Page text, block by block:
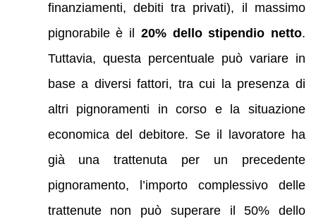
finanziamenti, debiti tra privati), il massimo
pignorabile è il 20% dello stipendio netto.
Tuttavia, questa percentuale può variare in
base a diversi fattori, tra cui la presenza di
altri pignoramenti in corso e la situazione
economica del debitore. Se il lavoratore ha
già una trattenuta per un precedente
pignoramento, l’importo complessivo delle
trattenute non può superare il 50% dello